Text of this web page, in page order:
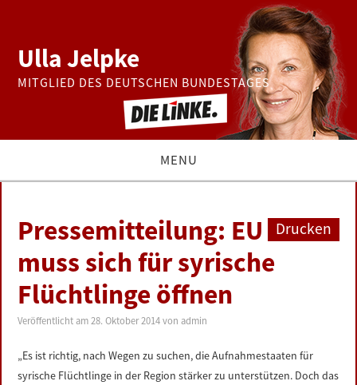
Ulla Jelpke
MITGLIED DES DEUTSCHEN BUNDESTAGES
MENU
BUNDESTAG
PRESSE
ZUR PERSON
LINKS
Drucken
Pressemitteilung: EU
muss sich für syrische
Flüchtlinge öffnen
Veröffentlicht am28. Oktober 2014 vonadmin
„Es ist richtig, nach Wegen zu suchen, die Aufnahmestaaten für
syrische Flüchtlinge in der Region stärker zu unterstützen. Doch das